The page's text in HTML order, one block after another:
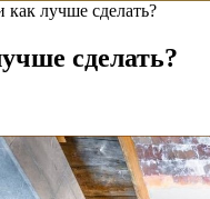
лучше сделать?
сделать?